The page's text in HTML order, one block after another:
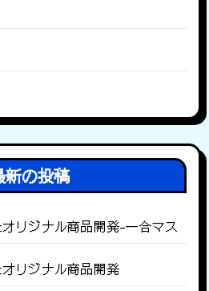
新の投稿
リジナル商品開発-一合マス
リジナル商品開発